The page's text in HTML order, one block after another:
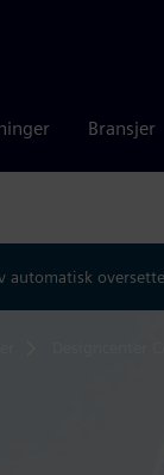
Bransjer
automatisk
Designcenter